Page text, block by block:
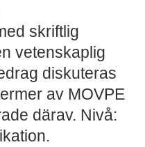
skriftlig
vetenskaplig
diskuteras
av MOVPE
därav. Nivå: